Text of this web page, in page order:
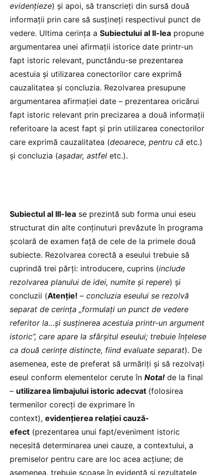
evidențieze) și apoi, să transcrieți din sursă două
informații prin care să susțineți respectivul punct de
vedere. Ultima cerința a Subiectului al II-lea propune
argumentarea unei afirmații istorice date printr-un
fapt istoric relevant, punctându-se prezentarea
acestuia și utilizarea conectorilor care exprimă
cauzalitatea şi concluzia. Rezolvarea presupune
argumentarea afirmaţiei date – prezentarea oricărui
fapt istoric relevant prin precizarea a două informații
referitoare la acest fapt și prin utilizarea conectorilor
care exprimă cauzalitatea (deoarece, pentru că etc.)
şi concluzia (aşadar, astfel etc.).
Subiectul al III-lea se prezintă sub forma unui eseu
structurat din alte conținuturi prevăzute în programa
școlară de examen față de cele de la primele două
subiecte. Rezolvarea corectă a eseului trebuie să
cuprindă trei părți: introducere, cuprins (include
rezolvarea planului de idei, numite și repere) și
concluzii (Atenție! – concluzia eseului se rezolvă
separat de cerința „formulați un punct de vedere
referitor la…și susținerea acestuia printr-un argument
istoric”, care apare la sfârșitul eseului; trebuie înțelese
ca două cerințe distincte, fiind evaluate separat). De
asemenea, este de preferat să urmăriți și să rezolvați
eseul conform elementelor cerute în Nota! de la final
– utilizarea limbajului istoric adecvat (folosirea
termenilor corecți de exprimare în
context), evidențierea relației cauză-
efect (prezentarea unui fapt/eveniment istoric
necesită determinarea unei cauze, a contextului, a
premiselor pentru care are loc acea acțiune; de
asemenea, trebuie scoase în evidență și rezultatele